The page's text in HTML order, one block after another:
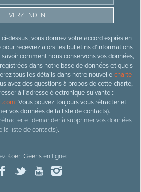
dessus, vous donnez votre accord exprès en
recevrez alors les bulletins d’informations
comment nous conservons vos données,
dans notre base de données et quels
tous les détails dans notre nouvellecharte
avez des questions à propos de cette charte,
à l’adresse électronique suivante :
. Vous pouvez toujours vous rétracter et
vos données de la liste de contacts).
et demander à supprimer vos données
la liste de contacts).
Koen Geensen ligne: